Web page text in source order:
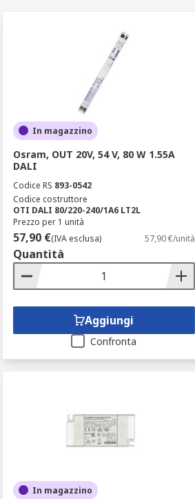
In magazzino
Osram, OUT 20V, 54 V, 80 W 1.55A
DALI
Codice RS 893-0542
Codice costruttore
OTI DALI 80/220-240/1A6 LT2L
Prezzo per 1 unità
57,90 €(IVA esclusa) 57,90 €/unità
Quantità
Aggiungi
Confronta
In magazzino